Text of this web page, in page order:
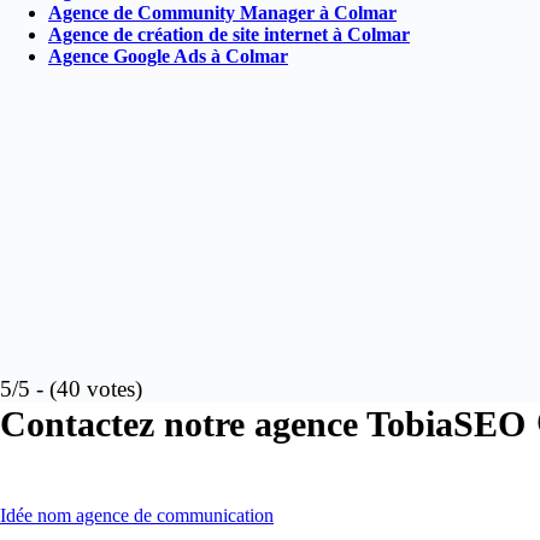
Agence de Community Manager à Colmar
Agence de création de site internet à Colmar
Agence Google Ads à Colmar
5/5 - (40 votes)
Contactez notre agence TobiaSEO
Idée nom agence de communication